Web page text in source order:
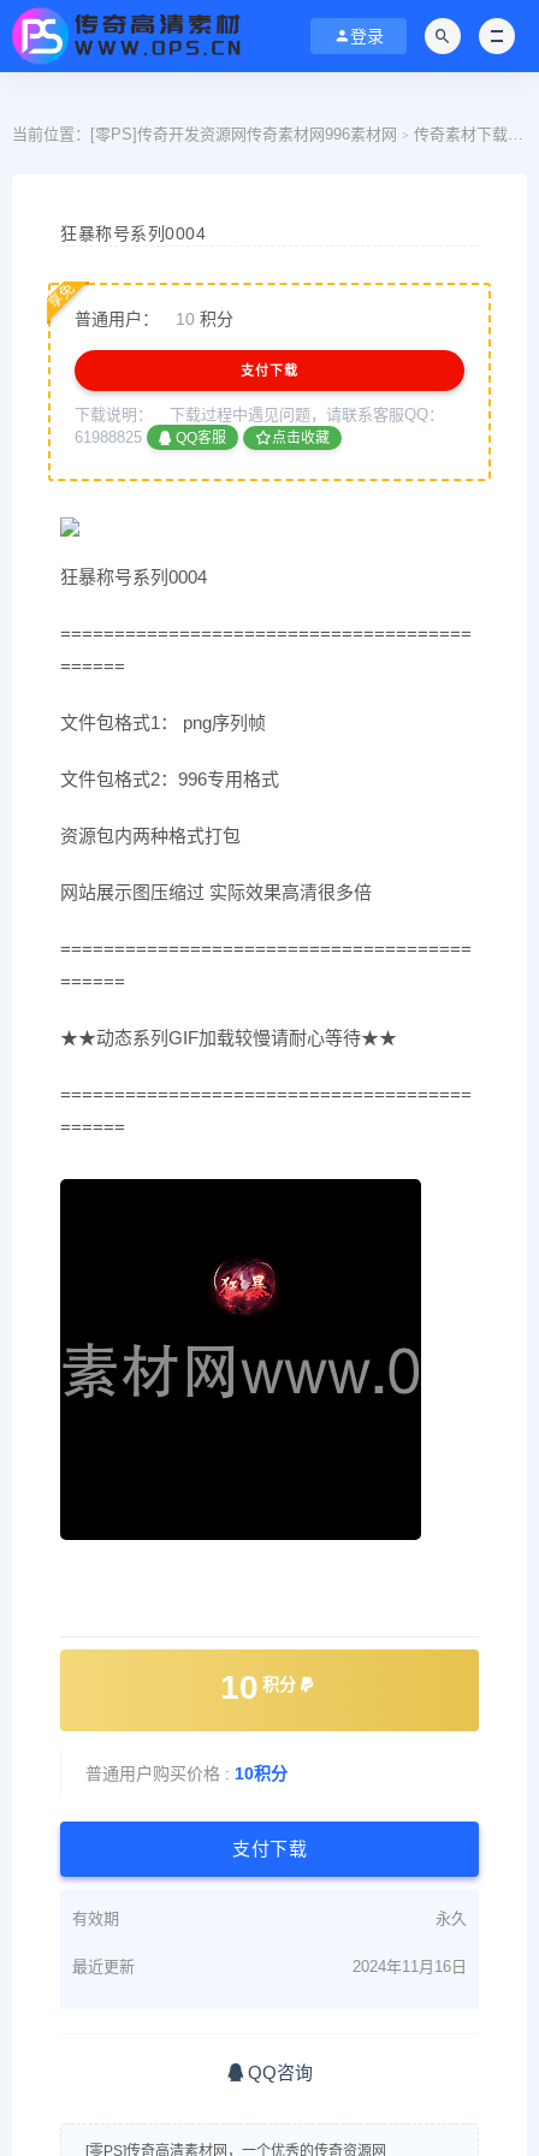
登录
当前位置： [零PS]传奇开发资源网传奇素材网996素材网 > 传奇素材下载
狂暴称号系列0004
普通用户： 10 积分
享免
支付下载
下载说明：
下载过程中遇见问题，请联系客服QQ：
61988825
QQ客服 点击收藏
狂暴称号系列0004
======================================
======
文件包格式1： png序列帧
文件包格式2：996专用格式
资源包内两种格式打包
网站展示图压缩过 实际效果高清很多倍
======================================
======
★★动态系列GIF加载较慢请耐心等待★★
======================================
======
10 积分
普通用户购买价格 : 10积分
支付下载
有效期 永久
最近更新 2024年11月16日
QQ咨询
[零PS]传奇高清素材网，一个优秀的传奇资源网